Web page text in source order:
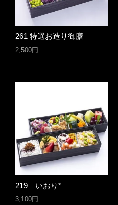
261 特選お造り御膳
2,500円
219 いおり*
3,100円